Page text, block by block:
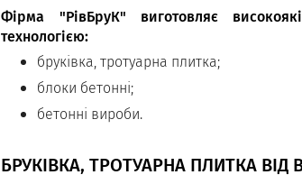
Фірма "РівБруК" виготовляє
технологією:
бруківка, тротуарна плитка;
блоки бетонні;
бетонні вироби.
БРУКІВКА, ТРОТУАРНА ПЛИТКА